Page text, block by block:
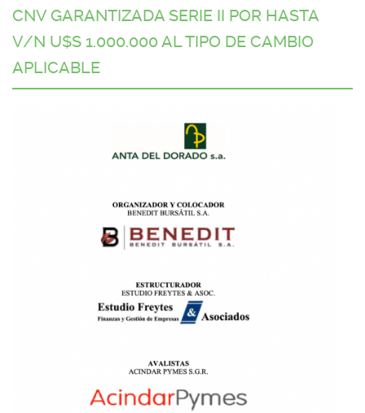
CNV GARANTIZADA SERIE II POR HASTA
V/N U$S 1.000.000 AL TIPO DE CAMBIO
APLICABLE